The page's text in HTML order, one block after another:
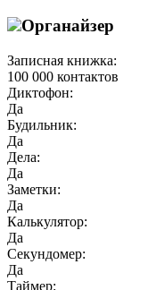
Органайзер
Записная книжка:
100 000 контактов
Диктофон:
Да
Будильник:
Да
Дела:
Да
Заметки:
Да
Калькулятор:
Да
Секундомер:
Да
Таймер: